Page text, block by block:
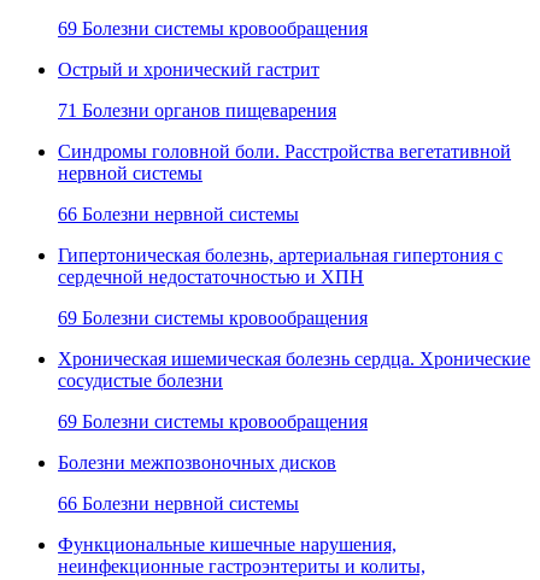
69 Болезни системы кровообращения
Острый и хронический гастрит
71 Болезни органов пищеварения
Синдромы головной боли. Расстройства вегетативной
нервной системы
66 Болезни нервной системы
Гипертоническая болезнь, артериальная гипертония с
сердечной недостаточностью и ХПН
69 Болезни системы кровообращения
Хроническая ишемическая болезнь сердца. Хронические
сосудистые болезни
69 Болезни системы кровообращения
Болезни межпозвоночных дисков
66 Болезни нервной системы
Функциональные кишечные нарушения,
неинфекционные гастроэнтериты и колиты,